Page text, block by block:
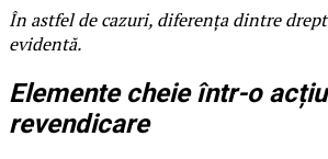
În astfel de cazuri, diferența dintre
evidentă.
Elemente cheie într-o
revendicare